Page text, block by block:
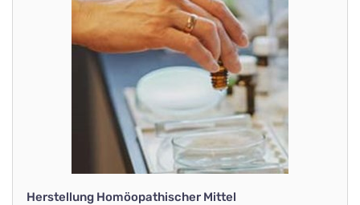
Herstellung Homöopathischer Mittel